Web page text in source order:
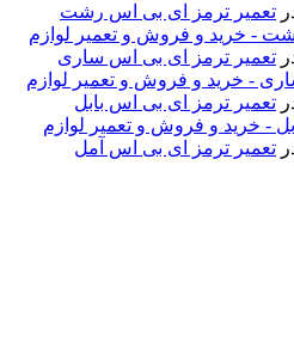
تعمیر ترمز ای بی اس رشت
- خرید و فروش و تعمیر لوازم
تعمیر ترمز ای بی اس ساری
- خرید و فروش و تعمیر لوازم
تعمیر ترمز ای بی اس بابل
- خرید و فروش و تعمیر لوازم
تعمیر ترمز ای بی اس آمل